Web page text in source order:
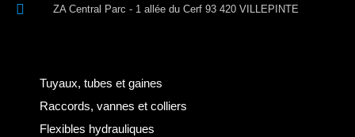
ZA Central Parc - 1 allée du Cerf 93 420 VILLEPINTE
Tuyaux, tubes et gaines
Raccords, vannes et colliers
Flexibles hydrauliques